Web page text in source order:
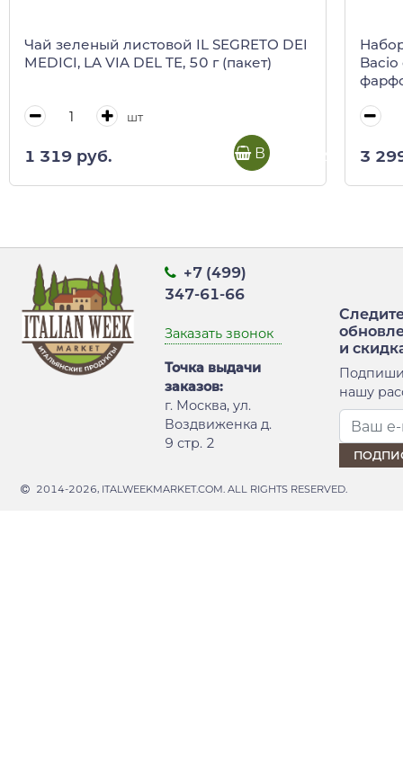
Чай зеленый листовой IL SEGRETO DEI
MEDICI, LA VIA DEL TE, 50 г (пакет)
шт
1 319 руб. В корзину
Bacio
3
+7 (499)
347-61-66
Заказать звонок
Точка выдачи
заказов:
г. Москва, ул.
Воздвиженка д.
9 стр. 2
и
нашу
2014-2026, ITALWEEKMARKET.COM. ALL RIGHTS RESERVED.